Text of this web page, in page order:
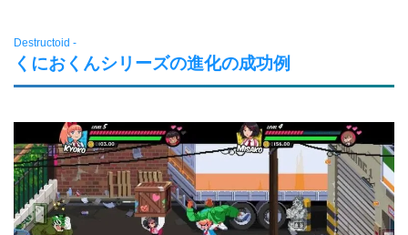
Destructoid -
くにおくんシリーズの進化の成功例